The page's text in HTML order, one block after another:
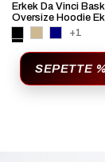
Erkek Da Vinci
Oversize Hoodie
+1
SEPETTE